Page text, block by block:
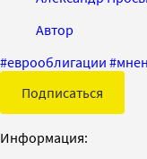
Автор
#еврооблигации #
Подписаться
Информация: